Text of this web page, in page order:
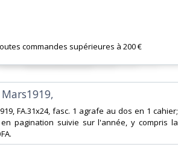
commandes supérieures à 200 €‎
Mars1919,‎
FA.31x24, fasc. 1 agrafe au dos en 1 cahier;
pagination suivie sur l'année, y compris la